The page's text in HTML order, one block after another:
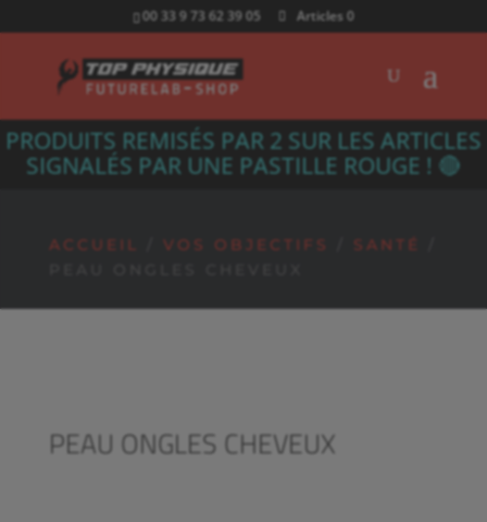
PRODUITS REMISÉS PAR 2 SUR LES ARTICLES
SIGNALÉS PAR UNE PASTILLE ROUGE ! 🔴
00 33 9 73 62 39 05 Articles 0
ACCUEIL VOS OBJECTIFS SANTÉ
PEAU ONGLES CHEVEUX